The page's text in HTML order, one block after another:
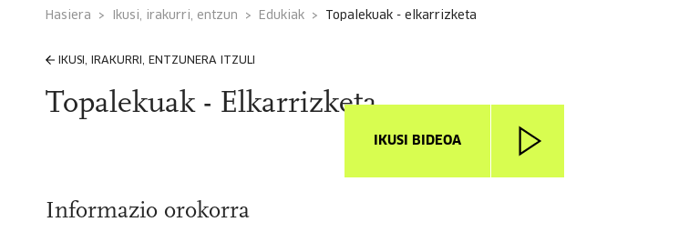
Hasiera Ikusi, irakurri, entzun Edukiak topalekuak - elkarrizketa
IKUSI, IRAKURRI, ENTZUNERA ITZULI
Topalekuak - Elkarrizketa
IKUSI BIDEOA
Informazio orokorra